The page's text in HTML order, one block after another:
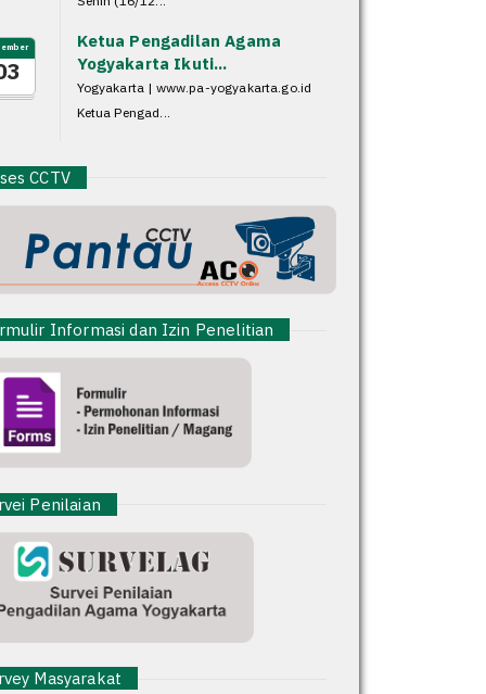
Ketua Pengadilan Agama
Yogyakarta Ikuti...
Yogyakarta | www.pa-yogyakarta.go.id
Ketua Pengad...
CCTV
Informasi dan Izin Penelitian
Penilaian
Masyarakat